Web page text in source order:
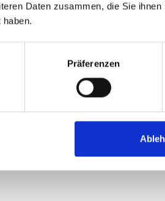
Daten zusammen, die Sie
Präferenzen